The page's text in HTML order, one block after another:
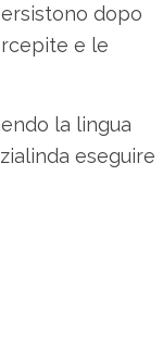
dopo
e le
la lingua
eseguire